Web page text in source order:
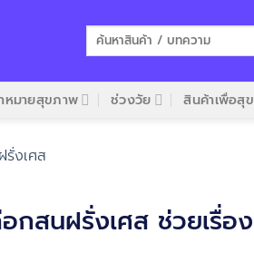
ค้นหา:
หมายสุขภาพ ช่วงวัย สินค้าเพื่อสุ
อกสนฝรั่งเศส ช่วยเรื่